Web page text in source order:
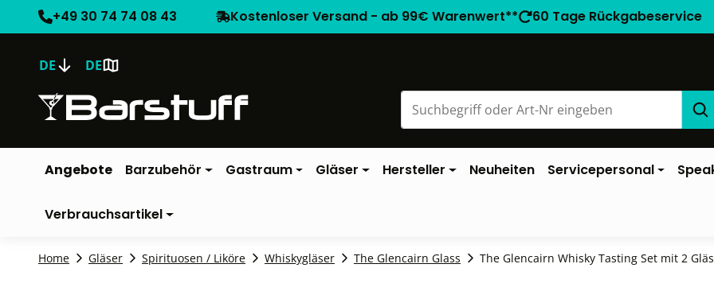
+49 30 74 74 08 43 Kostenloser Versand - ab 99€ Warenwert** 60 Tage Rückgabeservice
DE DE
Angebote Barzubehör Gastraum Gläser Hersteller Neuheiten Servicepersonal
Verbrauchsartikel
Home Gläser Spirituosen / Liköre Whiskygläser The Glencairn Glass The Glencairn Whisky Tasting Set mit 2